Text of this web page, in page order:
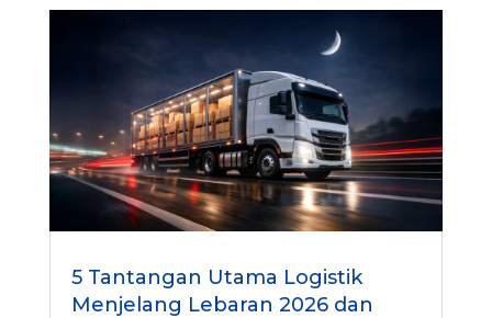
5 Tantangan Utama Logistik
Menjelang Lebaran 2026 dan